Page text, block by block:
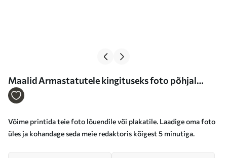
Maalid Armastatutele kingituseks foto põhjal
maalitud pilt Nr s47164
Võime printida teie foto lõuendile või plakatile. Laadige oma foto
üles ja kohandage seda meie redaktoris kõigest 5 minutiga.